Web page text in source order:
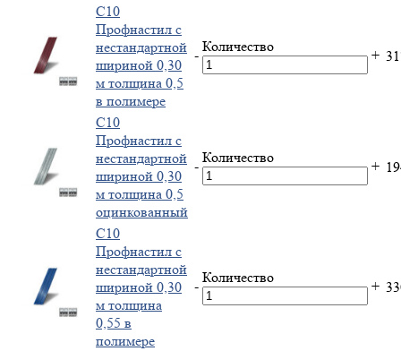
С10
Профнастил с
нестандартной
шириной 0,30
м толщина 0,5
в полимере
-
Количество
+
С10
Профнастил с
нестандартной
шириной 0,30
м толщина 0,5
оцинкованный
-
Количество
+
С10
Профнастил с
нестандартной
шириной 0,30
м толщина
0,55 в
полимере
-
Количество
+